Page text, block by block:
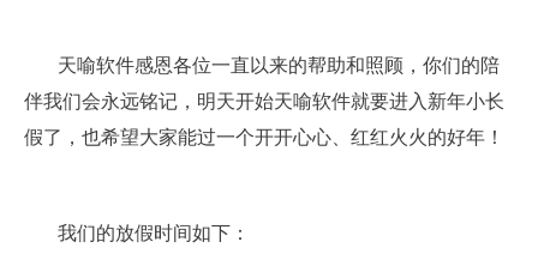
天喻软件感恩各位一直以来的帮助和照顾，你们的陪
伴我们会永远铭记，明天开始天喻软件就要进入新年小长
假了，也希望大家能过一个开开心心、红红火火的好年！
我们的放假时间如下：